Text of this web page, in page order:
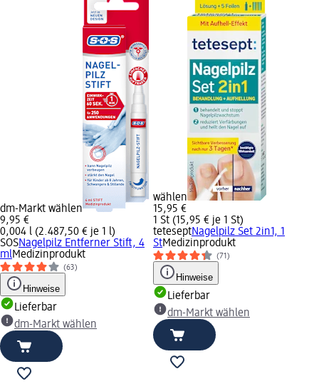
dm-Markt wählen
9,95 €
0,004 l (2.487,50 € je 1 l)
SOSNagelpilz Entferner Stift, 4
mlMedizinprodukt
(63)
Hinweise
Lieferbar
dm-Markt wählen
wählen
15,95 €
1 St (15,95 € je 1 St)
teteseptNagelpilz Set 2in1, 1
StMedizinprodukt
(71)
Hinweise
Lieferbar
dm-Markt wählen